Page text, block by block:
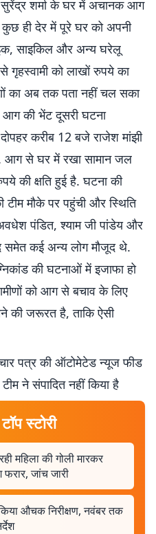
शर्मा के घर में अचानक आग
ही देर में पूरे घर को अपनी
साइकिल और अन्य घरेलू
को लाखों रुपये का
अब तक पता नहीं चल सका
आग की भेंट दूसरी घटना
करीब 12 बजे राजेश मांझी
आग से घर में रखा सामान जल
की क्षति हुई है. घटना की
टीम मौके पर पहुंची और स्थिति
पंडित, श्याम जी पांडेय और
समेत कई अन्य लोग मौजूद थे.
की घटनाओं में इजाफा हो
को आग से बचाव के लिए
की जरूरत है, ताकि ऐसी
पत्र की ऑटोमेटेड न्यूज फीड
ने संपादित नहीं किया है
स्टोरी
महिला की गोली मारकर
फरार, जांच जारी
औचक निरीक्षण, नवंबर तक